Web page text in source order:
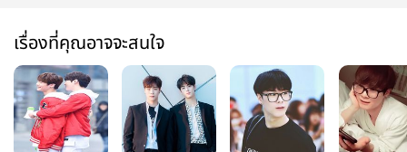
เรื่องที่คุณอาจจะสนใจ